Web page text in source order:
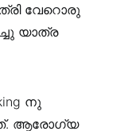
വേറൊരു
യാത്ര
നു
ആരോഗ്യ